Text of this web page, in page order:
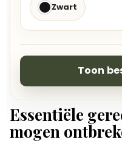
Zwart
Toon
Essentiële
mogen